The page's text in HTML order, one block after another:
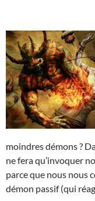
moindres démons ?
ne fera qu’invoquer
parce que nous nous
démon passif (qui